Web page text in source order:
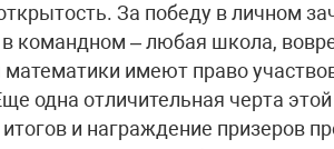
За победу в личном
командном – любая школа,
имеют право
одна отличительная черта
и награждение призеров